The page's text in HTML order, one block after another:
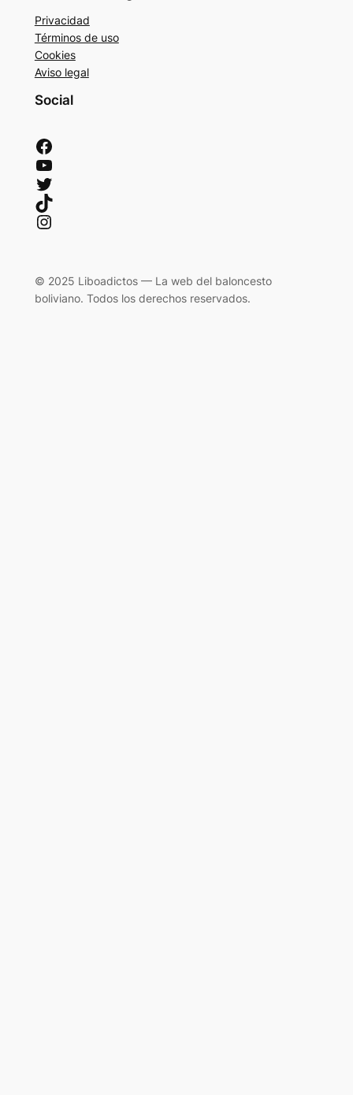
Privacidad
Términos de uso
Cookies
Aviso legal
Social
Facebook
YouTube
Twitter
TikTok
Instagram
© 2025 Liboadictos — La web del baloncesto
boliviano. Todos los derechos reservados.